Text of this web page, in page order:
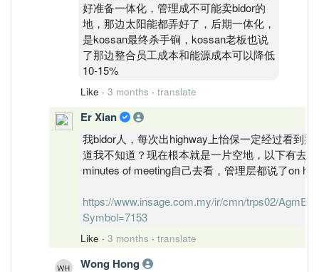
好准备一体化，管理成不可能卖bidor的
地，那边太阳能都弄好了，后期一体化，
是kossan最终杀手锏，kossan老板也说
了那边整合员工成本和能源成本可以降低
10-15%
Like · 3 months · translate
Er Xian
我bidor人，每次出highway上怡保一定经过看到那
道我不知道？现在根本就是一片空地，以下有去
minutes of meeting自己去看，管理层都说了on
https://www.insage.com.my/ir/cmn/trps02/
Symbol=7153
Like · 3 months · translate
Wong Hong